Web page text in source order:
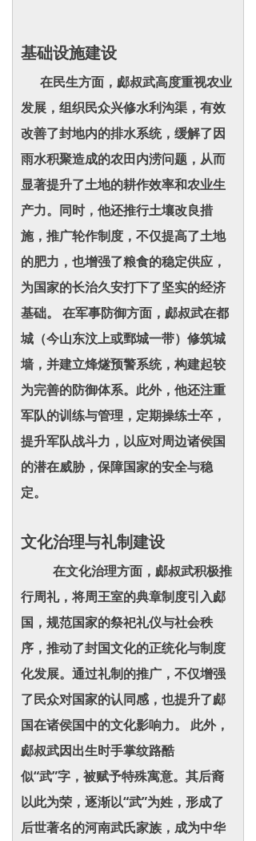
基础设施建设
在民生方面，郕叔武高度重视农业
发展，组织民众兴修水利沟渠，有效
改善了封地内的排水系统，缓解了因
雨水积聚造成的农田内涝问题，从而
显著提升了土地的耕作效率和农业生
产力。同时，他还推行土壤改良措
施，推广轮作制度，不仅提高了土地
的肥力，也增强了粮食的稳定供应，
为国家的长治久安打下了坚实的经济
基础。 在军事防御方面，郕叔武在都
城（今山东汶上或鄄城一带）修筑城
墙，并建立烽燧预警系统，构建起较
为完善的防御体系。此外，他还注重
军队的训练与管理，定期操练士卒，
提升军队战斗力，以应对周边诸侯国
的潜在威胁，保障国家的安全与稳
定。
文化治理与礼制建设
在文化治理方面，郕叔武积极推
行周礼，将周王室的典章制度引入郕
国，规范国家的祭祀礼仪与社会秩
序，推动了封国文化的正统化与制度
化发展。通过礼制的推广，不仅增强
了民众对国家的认同感，也提升了郕
国在诸侯国中的文化影响力。 此外，
郕叔武因出生时手掌纹路酷
似“武”字，被赋予特殊寓意。其后裔
以此为荣，逐渐以“武”为姓，形成了
后世著名的河南武氏家族，成为中华